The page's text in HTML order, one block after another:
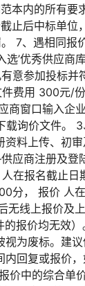
本内的所有要
止后中标单位
7、遇相同报
’优秀供应商
意参加投标并
费用 300元/
窗口输入企
载询价文件。
料上传、初审
应商注册及
在报名截止
， 报价 人在
无线上报价及
报价均无效
为废标。建
回复或报价
价中的综合单